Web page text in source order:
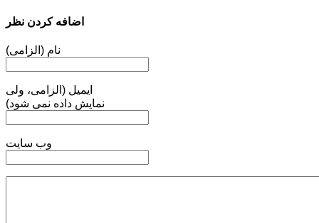
اضافه کردن نظر
نام (الزامی)
ایمیل (الزامی، ولی
نمایش داده نمی شود)
وب سایت